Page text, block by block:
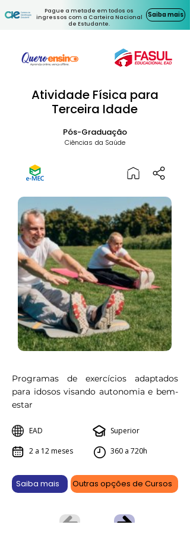
Pague a metade em todos os
ingressos com a Carteira Nacional
de Estudante.
Saiba mais
Atividade Física para
Terceira Idade
Pós-Graduação
Ciências da Saúde
Programas de exercícios adaptados
para idosos visando autonomia e bem-
estar
EAD
2 a 12 meses
Superior
360 a 720h
Saiba mais Outras opções de Cursos